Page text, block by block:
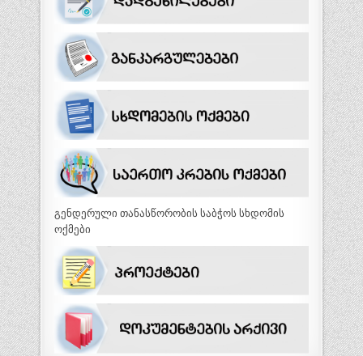
გენდერული თანასწორობის საბჭოს სხდომის
ოქმები